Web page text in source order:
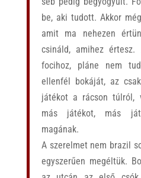
be, aki tudott. Akkor
amit ma nehezen
csináld, amihez
focihoz, pláne nem
ellenfél bokáját, az
játékot a rácson túlról,
más játékot, más
magának.
A szerelmet nem brazil
egyszerűen megéltük.